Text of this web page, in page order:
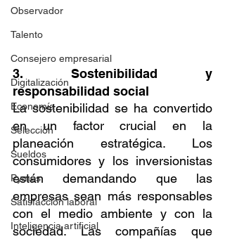
Observador
Talento
Consejero empresarial
Digitalización
Economía
Selección
Sueldos
Pymes
Satisfacción laboral
Inteligencia artificial
3. Sostenibilidad y
responsabilidad social
La sostenibilidad se ha convertido
en un factor crucial en la
planeación estratégica. Los
consumidores y los inversionistas
están demandando que las
empresas sean más responsables
con el medio ambiente y con la
sociedad. Las compañías que